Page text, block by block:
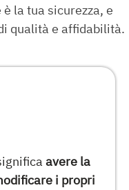
la tua sicurezza, e
qualità e affidabilità.
avere la
i propri